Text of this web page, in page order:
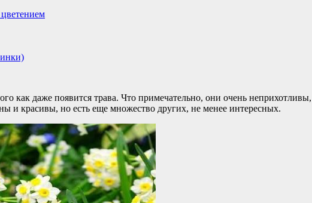
как даже появится трава. Что примечательно, они очень
красивы, но есть еще множество других, не менее интересных.